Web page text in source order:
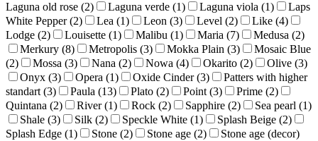
Laguna old rose (2) Laguna verde (1) Laguna viola (1)
Laps
White Pepper (2) Lea (1) Leon (3) Level (2) Like (4)
Lodge (2) Louisette (1) Malibu (1) Maria (7) Medusa (2)
Merkury (8) Metropolis (3) Mokka Plain (3)
Mosaic Blue
(2) Mossa (3) Nana (2) Nowa (4) Okarito (2) Olive (3)
Onyx (3) Opera (1) Oxide Cinder (3)
Patters with higher
standart (3) Paula (13) Plato (2) Point (3) Prime (2)
Quintana (2) River (1) Rock (2) Sapphire (2) Sea pearl (1)
Shale (3) Silk (2) Speckle White (1) Splash Beige (2)
Splash Edge (1) Stone (2) Stone age (2)
Stone age (decor)